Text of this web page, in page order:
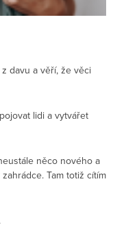
davu a věří, že věci
lidi a vytvářet
něco nového a
Tam totiž cítím